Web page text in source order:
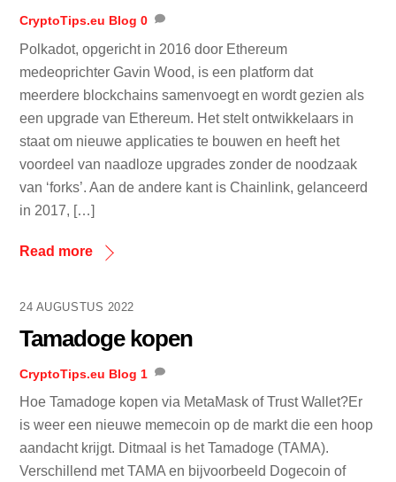
CryptoTips.eu Blog 0
Polkadot, opgericht in 2016 door Ethereum
medeoprichter Gavin Wood, is een platform dat
meerdere blockchains samenvoegt en wordt gezien als
een upgrade van Ethereum. Het stelt ontwikkelaars in
staat om nieuwe applicaties te bouwen en heeft het
voordeel van naadloze upgrades zonder de noodzaak
van ‘forks’. Aan de andere kant is Chainlink, gelanceerd
in 2017, […]
Read more
24 AUGUSTUS 2022
Tamadoge kopen
CryptoTips.eu Blog 1
Hoe Tamadoge kopen via MetaMask of Trust Wallet?Er
is weer een nieuwe memecoin op de markt die een hoop
aandacht krijgt. Ditmaal is het Tamadoge (TAMA).
Verschillend met TAMA en bijvoorbeeld Dogecoin of